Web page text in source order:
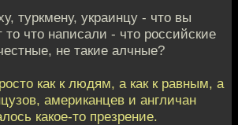
туркмену, украинцу - что вы
что написали - что российские
не такие алчные?
как к людям, а как к равным, а
американцев и англичан
какое-то презрение.